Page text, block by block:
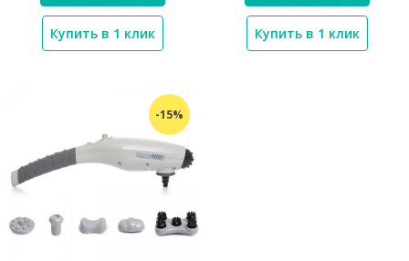
Купить в 1 клик Купить в 1 клик
-15%